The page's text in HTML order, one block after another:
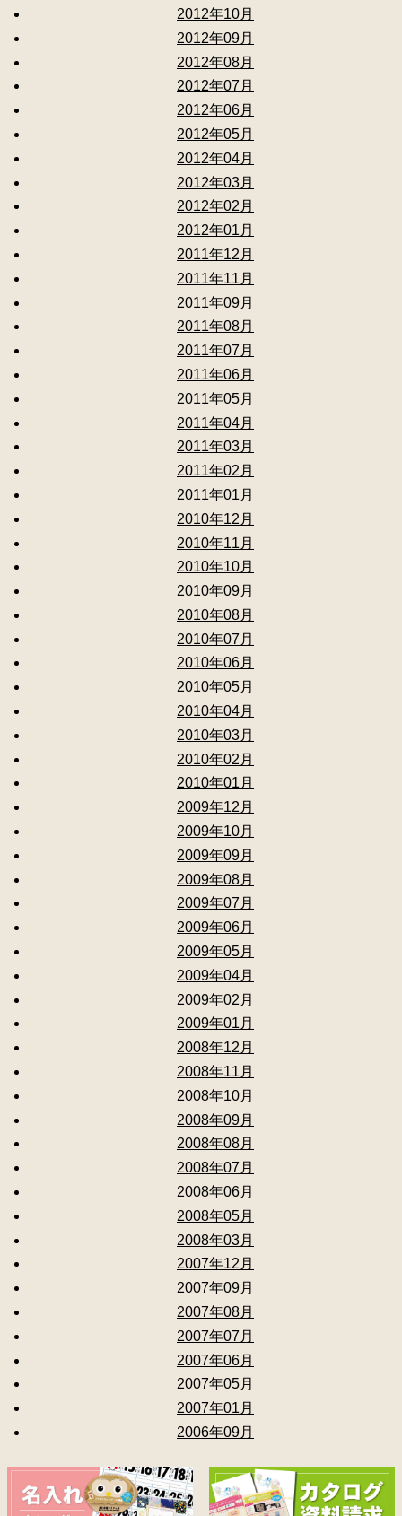
2012年10月
2012年09月
2012年08月
2012年07月
2012年06月
2012年05月
2012年04月
2012年03月
2012年02月
2012年01月
2011年12月
2011年11月
2011年09月
2011年08月
2011年07月
2011年06月
2011年05月
2011年04月
2011年03月
2011年02月
2011年01月
2010年12月
2010年11月
2010年10月
2010年09月
2010年08月
2010年07月
2010年06月
2010年05月
2010年04月
2010年03月
2010年02月
2010年01月
2009年12月
2009年10月
2009年09月
2009年08月
2009年07月
2009年06月
2009年05月
2009年04月
2009年02月
2009年01月
2008年12月
2008年11月
2008年10月
2008年09月
2008年08月
2008年07月
2008年06月
2008年05月
2008年03月
2007年12月
2007年09月
2007年08月
2007年07月
2007年06月
2007年05月
2007年01月
2006年09月